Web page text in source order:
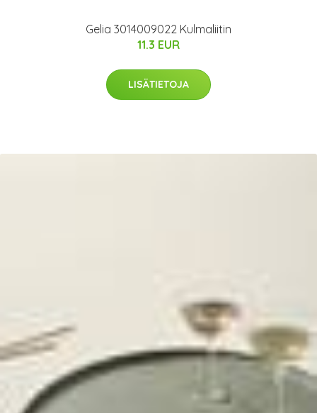
Gelia 3014009022 Kulmaliitin
11.3 EUR
LISÄTIETOJA